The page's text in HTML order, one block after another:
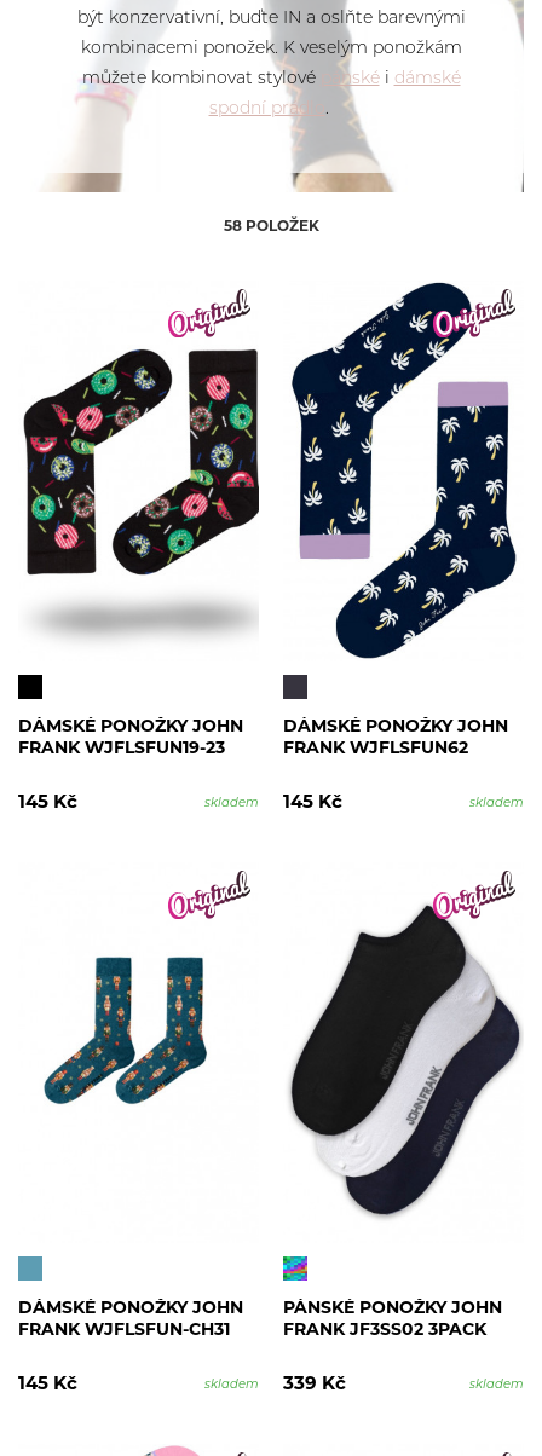
Steven
být konzervativní, buďte IN a oslňte barevnými
kombinacemi ponožek. K veselým ponožkám
můžete kombinovat stylové
pánskéi dámské
spodní prádlo .
58 POLOŽEK
DÁMSKÉ PONOŽKY JOHN
FRANK WJFLSFUN19-23
145 Kč skladem
DÁMSKÉ PONOŽKY JOHN
FRANK WJFLSFUN62
145 Kč skladem
DÁMSKÉ PONOŽKY JOHN
FRANK WJFLSFUN-CH31
145 Kč skladem
PÁNSKÉ PONOŽKY JOHN
FRANK JF3SS02 3PACK
339 Kč skladem